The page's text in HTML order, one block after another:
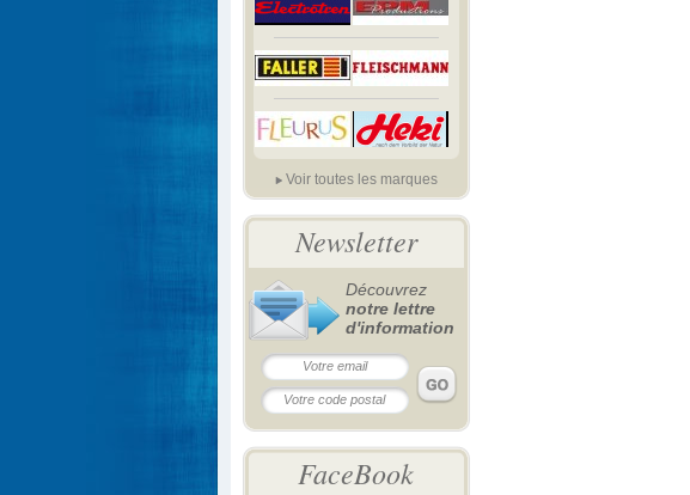
Voir toutes les marques
Newsletter
Découvrez
notre lettre
d'information
FaceBook